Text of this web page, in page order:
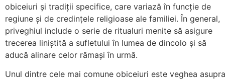
obiceiuri și tradiții specifice, care variază în funcție de
regiune și de credințele religioase ale familiei. În general,
priveghiul include o serie de ritualuri menite să asigure
trecerea liniștită a sufletului în lumea de dincolo și să
aducă alinare celor rămași în urmă.
Unul dintre cele mai comune obiceiuri este veghea asupra